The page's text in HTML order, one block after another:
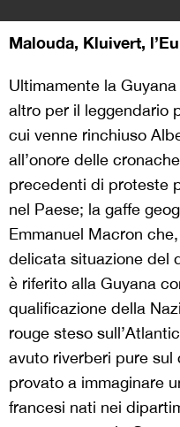
Malouda, Kluivert,
Ultimamente la
altro per il leggendario
cui venne rinchiuso
all’onore delle
precedenti di proteste
nel Paese; la gaffe
Emmanuel Macron
delicata situazione del
è riferito alla Guyana
qualificazione della
rouge steso
avuto riverberi pure sul
provato a immaginare
francesi nati nei